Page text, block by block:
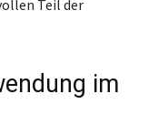
Teil der
im